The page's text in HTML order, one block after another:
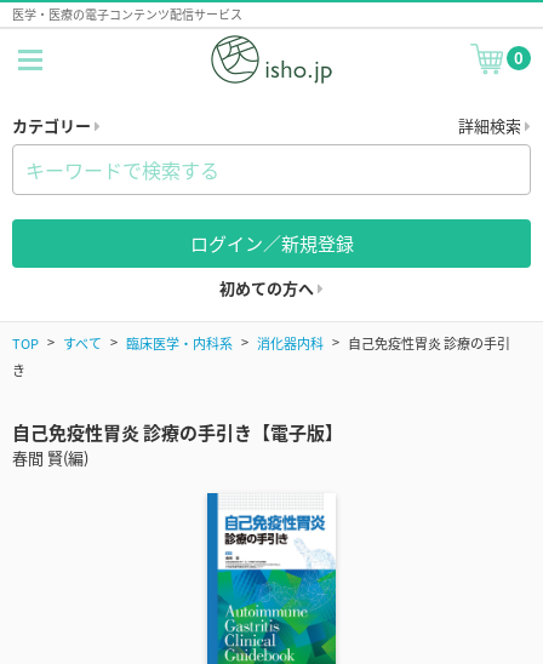
医学・医療の電子コンテンツ配信サービス
0
カテゴリー 詳細検索
ログイン／新規登録
初めての方へ
TOP すべて 臨床医学・内科系 消化器内科
自己免疫性胃炎 診療の手引
き
自己免疫性胃炎 診療の手引き【電子版】
春間 賢(編)